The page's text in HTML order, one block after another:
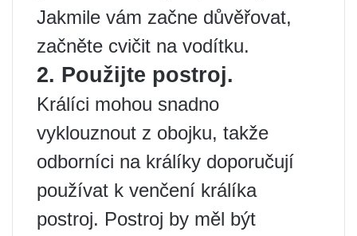
Jakmile vám začne důvěřovat,
začněte cvičit na vodítku.
2. Použijte postroj.
Králíci mohou snadno
vyklouznout z obojku, takže
odborníci na králíky doporučují
používat k venčení králíka
postroj. Postroj by měl být